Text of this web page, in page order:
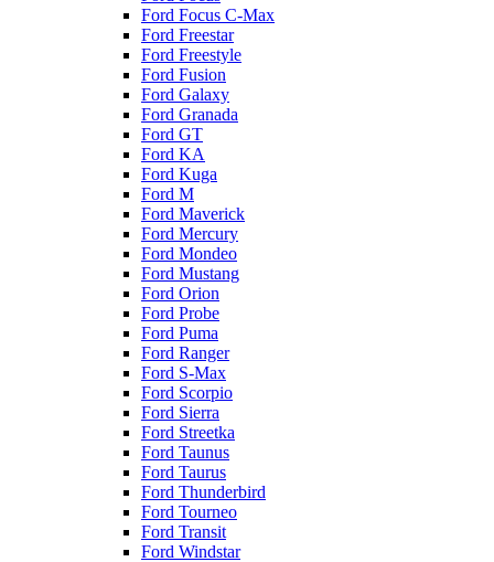
Ford Focus C-Max
Ford Freestar
Ford Freestyle
Ford Fusion
Ford Galaxy
Ford Granada
Ford GT
Ford KA
Ford Kuga
Ford M
Ford Maverick
Ford Mercury
Ford Mondeo
Ford Mustang
Ford Orion
Ford Probe
Ford Puma
Ford Ranger
Ford S-Max
Ford Scorpio
Ford Sierra
Ford Streetka
Ford Taunus
Ford Taurus
Ford Thunderbird
Ford Tourneo
Ford Transit
Ford Windstar